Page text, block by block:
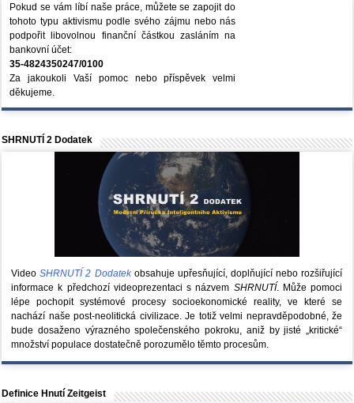
Pokud se vám líbí naše práce, můžete se zapojit do
tohoto typu aktivismu podle svého zájmu nebo nás
podpořit libovolnou finanční částkou zasláním na
bankovní účet:
35-4824350247/0100
Za jakoukoli Vaší pomoc nebo příspěvek velmi
děkujeme.
SHRNUTÍ 2 Dodatek
VideoSHRNUTÍ 2 Dodatekobsahuje upřesňující, doplňující nebo rozšiřující
informace k předchozí videoprezentaci s názvem SHRNUTÍ. Může pomoci
lépe pochopit systémové procesy socioekonomické reality, ve které se
nachází naše post-neolitická civilizace. Je totiž velmi nepravděpodobné, že
bude dosaženo výrazného společenského pokroku, aniž by jisté „kritické“
množství populace dostatečně porozumělo těmto procesům.
Definice Hnutí Zeitgeist